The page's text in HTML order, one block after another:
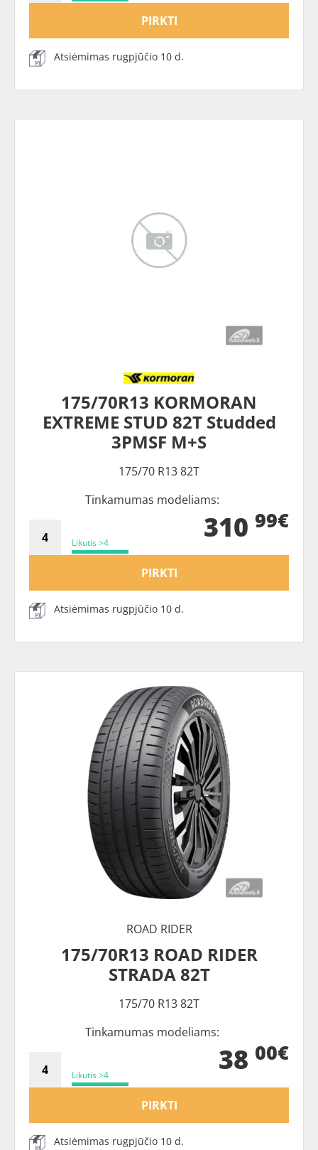
PIRKTI
Atsiėmimas rugpjūčio 10 d.
175/70R13 KORMORAN
EXTREME STUD 82T Studded
3PMSF M+S
175/70 R13 82T
Tinkamumas modeliams:
Likutis >4 310 99€
PIRKTI
Atsiėmimas rugpjūčio 10 d.
ROAD RIDER
175/70R13 ROAD RIDER
STRADA 82T
175/70 R13 82T
Tinkamumas modeliams:
Likutis >4 38 00€
PIRKTI
Atsiėmimas rugpjūčio 10 d.